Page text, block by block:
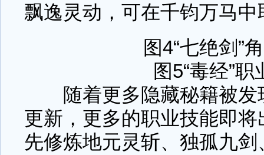
飘逸灵动，可在千钧万马中
图4“七绝剑”
图5“毒经”职
随着更多隐藏秘籍被发
更新，更多的职业技能即
先修炼地元灵斩、独孤九